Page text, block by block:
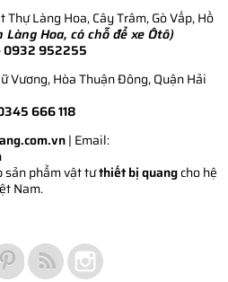
Làng Hoa, Cây Trâm, Gò Vấp, Hồ
Hoa, có chỗ để xe Ôtô)
0932 952255
Vương, Hòa Thuận Đông, Quận Hải
666 118
| Email:
sản phẩm vật tưthiết bị quangcho hệ
Nam.